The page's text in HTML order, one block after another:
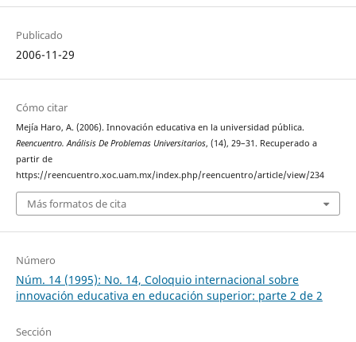
Publicado
2006-11-29
Cómo citar
Mejía Haro, A. (2006). Innovación educativa en la universidad pública.
Reencuentro. Análisis De Problemas Universitarios, (14), 29–31. Recuperado a
partir de
https://reencuentro.xoc.uam.mx/index.php/reencuentro/article/view/234
Más formatos de cita
Número
Núm. 14 (1995): No. 14, Coloquio internacional sobre
innovación educativa en educación superior: parte 2 de 2
Sección